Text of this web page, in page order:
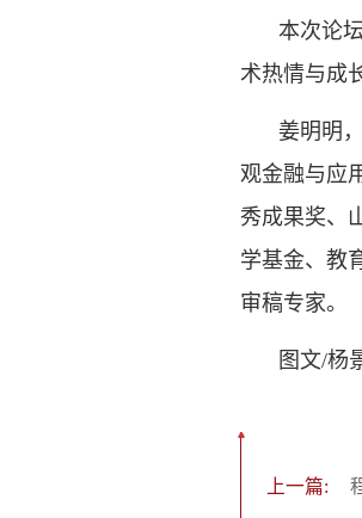
本次论
术热情与成
姜明明
观金融与应
秀成果奖、
学基金、教
审稿专家。
图文/杨
上一篇: